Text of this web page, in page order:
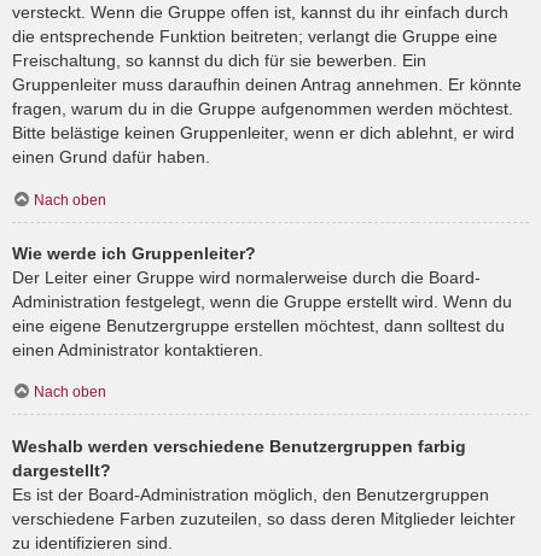
versteckt. Wenn die Gruppe offen ist, kannst du ihr einfach durch
die entsprechende Funktion beitreten; verlangt die Gruppe eine
Freischaltung, so kannst du dich für sie bewerben. Ein
Gruppenleiter muss daraufhin deinen Antrag annehmen. Er könnte
fragen, warum du in die Gruppe aufgenommen werden möchtest.
Bitte belästige keinen Gruppenleiter, wenn er dich ablehnt, er wird
einen Grund dafür haben.
Nach oben
Wie werde ich Gruppenleiter?
Der Leiter einer Gruppe wird normalerweise durch die Board-
Administration festgelegt, wenn die Gruppe erstellt wird. Wenn du
eine eigene Benutzergruppe erstellen möchtest, dann solltest du
einen Administrator kontaktieren.
Nach oben
Weshalb werden verschiedene Benutzergruppen farbig
dargestellt?
Es ist der Board-Administration möglich, den Benutzergruppen
verschiedene Farben zuzuteilen, so dass deren Mitglieder leichter
zu identifizieren sind.